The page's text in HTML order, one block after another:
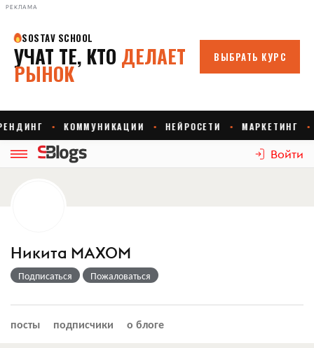
РЕКЛАМА
Войти
Никита МАХОМ
Подписаться Пожаловаться
посты подписчики о блоге